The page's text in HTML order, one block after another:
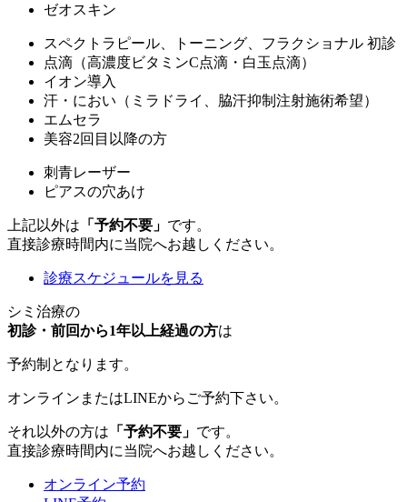
ゼオスキン
スペクトラピール、トーニング、フラクショナル 初診
点滴（高濃度ビタミンC点滴・白玉点滴）
イオン導入
汗・におい（ミラドライ、脇汗抑制注射施術希望）
エムセラ
美容2回目以降の方
刺青レーザー
ピアスの穴あけ
上記以外は 「予約不要」 です。
直接診療時間内に当院へお越しください。
診療スケジュールを見る
シミ治療の
初診・前回から1年以上経過の方は
予約制 となります。
オンラインまたはLINEからご予約下さい。
それ以外の方は 「予約不要」 です。
直接診療時間内に当院へお越しください。
オンライン予約